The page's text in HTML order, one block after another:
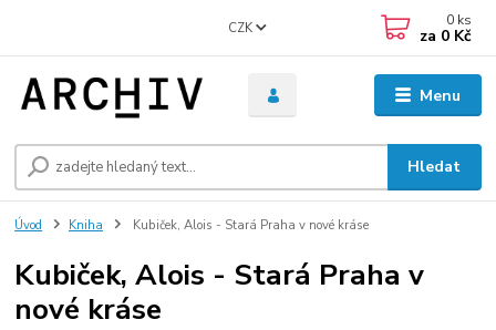
Menu
CZK
Hledat
0 ks
za 0 Kč
Úvod Kniha Kubiček, Alois - Stará Praha v nové kráse
Kubiček, Alois - Stará Praha v
nové kráse